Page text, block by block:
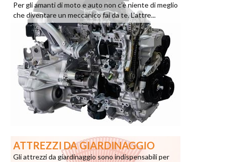
Per gli amanti di moto e auto non c’è niente di meglio
che diventare un meccanico fai da te. L’attre...
ATTREZZI DA GIARDINAGGIO
Gli attrezzi da giardinaggio sono indispensabili per